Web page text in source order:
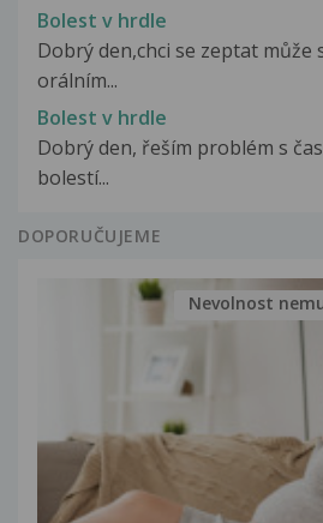
Bolest v hrdle
Dobrý den,chci se zeptat může
orálním...
Bolest v hrdle
Dobrý den, řeším problém s
bolestí...
DOPORUČUJEME
Nevolnost